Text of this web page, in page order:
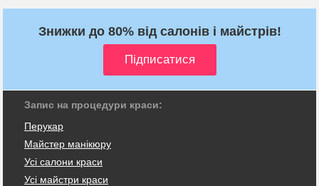
Знижки до 80% від салонів і майстрів!
Запис на процедури краси:
Перукар
Майстер манікюру
Усі салони краси
Усі майстри краси